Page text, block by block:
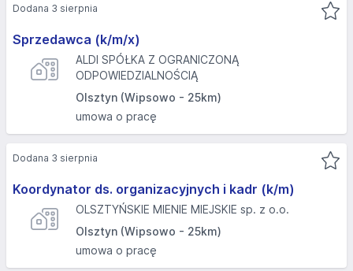
Sprzedawca (k/m/x)
ALDI SPÓŁKA Z OGRANICZONĄ
ODPOWIEDZIALNOŚCIĄ
Olsztyn (Wipsowo - 25km)
umowa o pracę
Dodana 3 sierpnia
Koordynator ds. organizacyjnych i kadr (k/m)
OLSZTYŃSKIE MIENIE MIEJSKIE sp. z o.o.
Olsztyn (Wipsowo - 25km)
umowa o pracę
Dodana 3 sierpnia